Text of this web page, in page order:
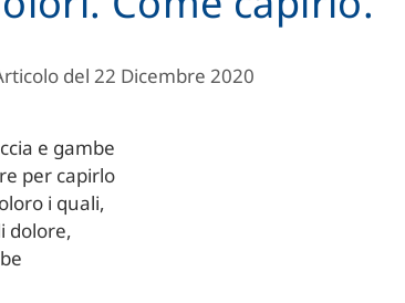
del 22 Dicembre 2020
e gambe
per capirlo
i quali,
dolore,